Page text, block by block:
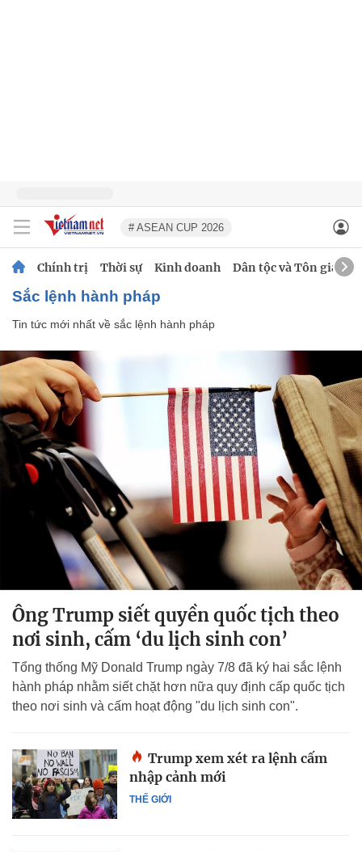
# ASEAN CUP 2026
Chính trị Thời sự Kinh doanh Dân tộc và Tôn giáo
sắc lệnh hành pháp
Tin tức mới nhất về sắc lệnh hành pháp
Ông Trump siết quyền quốc tịch theo
nơi sinh, cấm ‘du lịch sinh con’
Tổng thống Mỹ Donald Trump ngày 7/8 đã ký hai sắc lệnh
hành pháp nhằm siết chặt hơn nữa quy định cấp quốc tịch
theo nơi sinh và cấm hoạt động "du lịch sinh con".
THẾ GIỚI
Trump xem xét ra lệnh cấm
nhập cảnh mới